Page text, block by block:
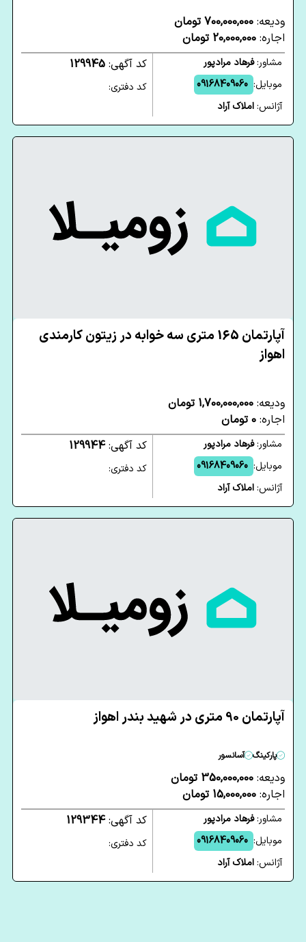
ودیعه: 700,000,000 تومان
اجاره: 20,000,000 تومان
مشاور:فرهاد مرادپور
موبایل: 09168409060
آژانس:املاک آراد
کد آگهی: 129945
کد دفتری:
آپارتمان 165 متری سه خوابه در زیتون کارمندی
اهواز
ودیعه: 1,700,000,000 تومان
اجاره: 0 تومان
مشاور:فرهاد مرادپور
موبایل: 09168409060
آژانس:املاک آراد
کد آگهی: 129944
کد دفتری:
آپارتمان 90 متری در شهید بندر اهواز
پارکینگ آسانسور
ودیعه: 350,000,000 تومان
اجاره: 15,000,000 تومان
مشاور:فرهاد مرادپور
موبایل: 09168409060
آژانس:املاک آراد
کد آگهی: 129344
کد دفتری: